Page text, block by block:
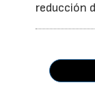
reducción